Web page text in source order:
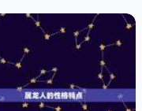
4磅。它们的身高通
非常可爱。茶杯狗的
色或灰色等颜色。它